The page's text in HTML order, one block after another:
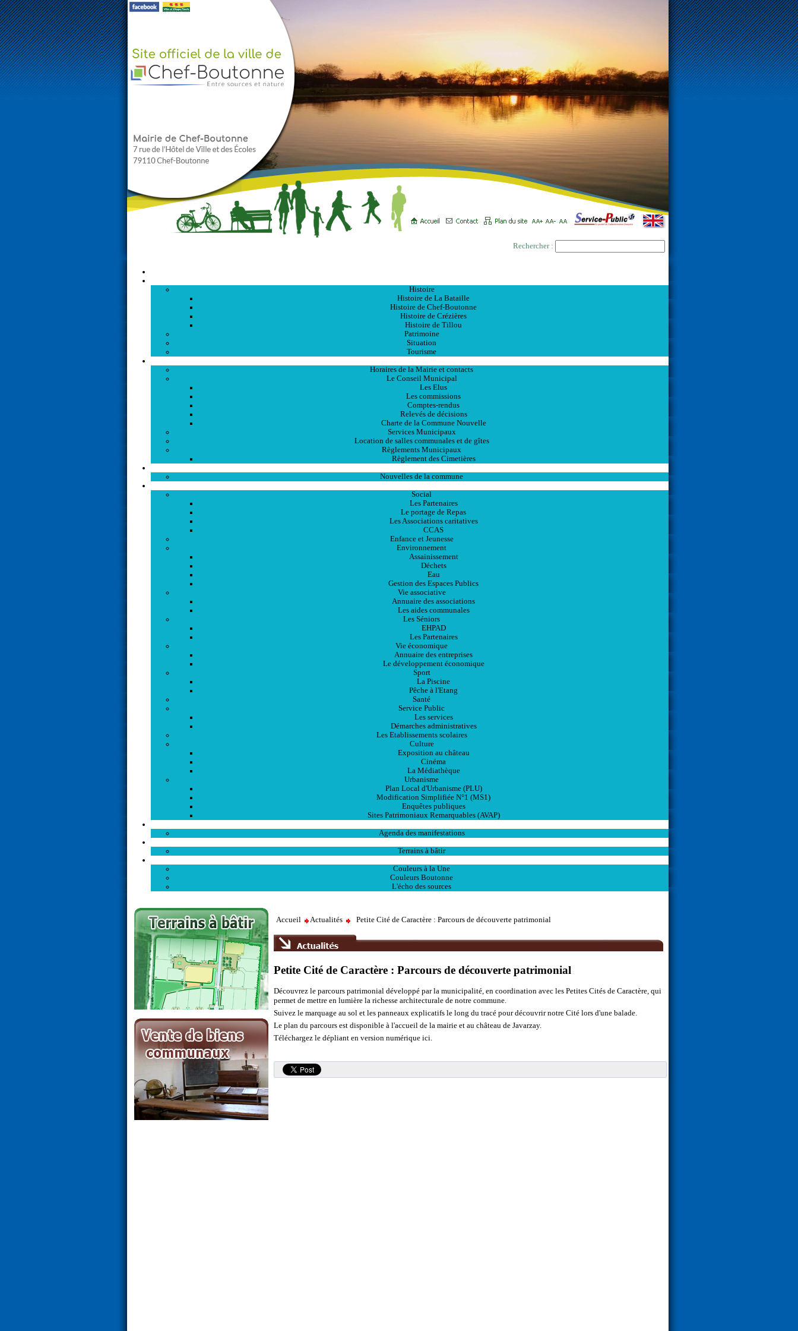
Rechercher :
Histoire
Histoire de La Bataille
Histoire de Chef-Boutonne
Histoire de Crézières
Histoire de Tillou
Patrimoine
Situation
Tourisme
Horaires de la Mairie et contacts
Le Conseil Municipal
Les Elus
Les commissions
Comptes-rendus
Relevés de décisions
Charte de la Commune Nouvelle
Services Municipaux
Location de salles communales et de gîtes
Règlements Municipaux
Règlement des Cimetières
Nouvelles de la commune
Social
Les Partenaires
Le portage de Repas
Les Associations caritatives
CCAS
Enfance et Jeunesse
Environnement
Assainissement
Déchets
Eau
Gestion des Espaces Publics
Vie associative
Annuaire des associations
Les aides communales
Les Séniors
EHPAD
Les Partenaires
Vie économique
Annuaire des entreprises
Le développement économique
Sport
La Piscine
Pêche à l'Etang
Santé
Service Public
Les services
Démarches administratives
Les Etablissements scolaires
Culture
Exposition au château
Cinéma
La Médiathèque
Urbanisme
Plan Local d'Urbanisme (PLU)
Modification Simplifiée N°1 (MS1)
Enquêtes publiques
Sites Patrimoniaux Remarquables (AVAP)
Agenda des manifestations
Terrains à bâtir
Couleurs à la Une
Couleurs Boutonne
L'écho des sources
Accueil Actualités Petite Cité de Caractère : Parcours de découverte patrimonial
Petite Cité de Caractère : Parcours de découverte patrimonial
Découvrez le parcours patrimonial développé par la municipalité, en coordination avec les Petites Cités de Caractère, qui
permet de mettre en lumière la richesse architecturale de notre commune.
Suivez le marquage au sol et les panneaux explicatifs le long du tracé pour découvrir notre Cité lors d'une balade.
Le plan du parcours est disponible à l'accueil de la mairie et au château de Javarzay.
Téléchargez le dépliant en version numérique ici.